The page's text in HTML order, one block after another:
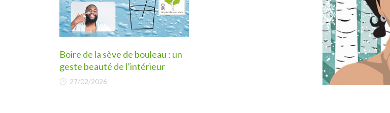
Boire de la sève de bouleau : un
geste beauté de l’intérieur
27/02/2026